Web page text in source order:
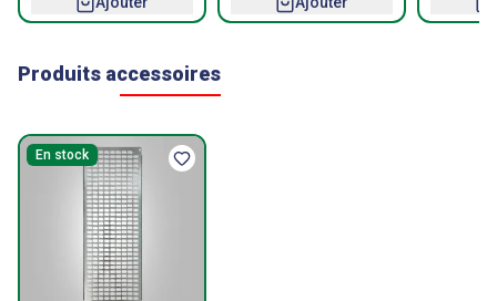
Produits accessoires
En stock